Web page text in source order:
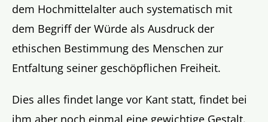
dem Hochmittelalter auch systematisch mit
dem Begriff der Würde als Ausdruck der
ethischen Bestimmung des Menschen zur
Entfaltung seiner geschöpflichen Freiheit.
Dies alles findet lange vor Kant statt, findet bei